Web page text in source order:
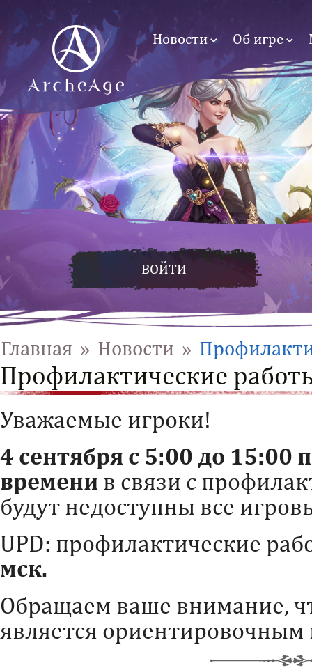
Новости Об игре
ВОЙТИ
Главная » Новости »
Профилактические
Уважаемые игроки!
4 сентября с 5:00 до 15:00
времени в связи с
будут недоступны все
UPD: профилактические
мск.
Обращаем ваше внимание,
является